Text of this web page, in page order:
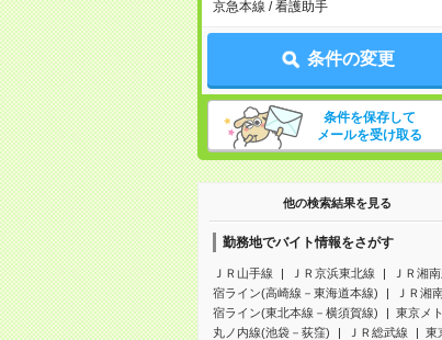
京急本線 / 看護助手
条件の変更
条件を保存して
メールを受け取る
他の検索結果を見る
勤務地でバイト情報をさがす
ＪＲ山手線 ＪＲ京浜東北線
ＪＲ湘
宿ライン(高崎線－東海道本線)
ＪＲ湘
宿ライン(東北本線－横須賀線)
東京メ
丸ノ内線(池袋－荻窪)
ＪＲ総武線
東